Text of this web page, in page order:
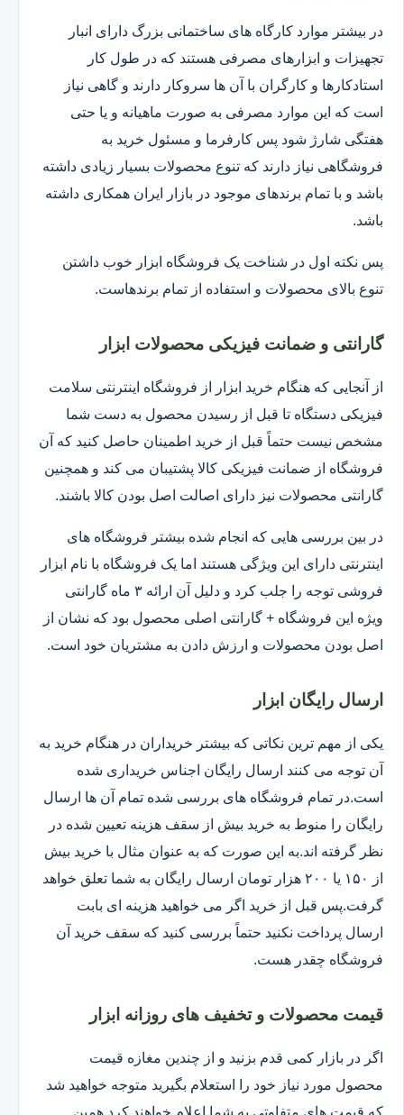
در بیشتر موارد کارگاه های ساختمانی بزرگ دارای انبار
تجهیزات و ابزارهای مصرفی هستند که در طول کار
استادکارها و کارگران با آن ها سروکار دارند و گاهی نیاز
است که این موارد مصرفی به صورت ماهیانه و یا حتی
هفتگی شارژ شود پس کارفرما و مسئول خرید به
فروشگاهی نیاز دارند که تنوع محصولات بسیار زیادی داشته
باشد و با تمام برندهای موجود در بازار ایران همکاری داشته
باشد.
پس نکته اول در شناخت یک فروشگاه ابزار خوب داشتن
تنوع بالای محصولات و استفاده از تمام برندهاست.
گارانتی و ضمانت فیزیکی محصولات ابزار
از آنجایی که هنگام خرید ابزار از فروشگاه اینترنتی سلامت
فیزیکی دستگاه تا قبل از رسیدن محصول به دست شما
مشخص نیست حتماً قبل از خرید اطمینان حاصل کنید که آن
فروشگاه از ضمانت فیزیکی کالا پشتیبان می کند و همچنین
گارانتی محصولات نیز دارای اصالت اصل بودن کالا باشند.
در بین بررسی هایی که انجام شده بیشتر فروشگاه های
اینترنتی دارای این ویژگی هستند اما یک فروشگاه با نام ابزار
فروشی توجه را جلب کرد و دلیل آن ارائه ۳ ماه گارانتی
ویژه این فروشگاه + گارانتی اصلی محصول بود که نشان از
اصل بودن محصولات و ارزش دادن به مشتریان خود است.
ارسال رایگان ابزار
یکی از مهم ترین نکاتی که بیشتر خریداران در هنگام خرید به
آن توجه می کنند ارسال رایگان اجناس خریداری شده
است.در تمام فروشگاه های بررسی شده تمام آن ها ارسال
رایگان را منوط به خرید بیش از سقف هزینه تعیین شده در
نظر گرفته اند.به این صورت که به عنوان مثال با خرید بیش
از ۱۵۰ یا ۲۰۰ هزار تومان ارسال رایگان به شما تعلق خواهد
گرفت.پس قبل از خرید اگر می خواهید هزینه ای بابت
ارسال پرداخت نکنید حتماً بررسی کنید که سقف خرید آن
فروشگاه چقدر هست.
قیمت محصولات و تخفیف های روزانه ابزار
اگر در بازار کمی قدم بزنید و از چندین مغازه قیمت
محصول مورد نیاز خود را استعلام بگیرید متوجه خواهید شد
که قیمت های متفاوتی به شما اعلام خواهند کرد همین